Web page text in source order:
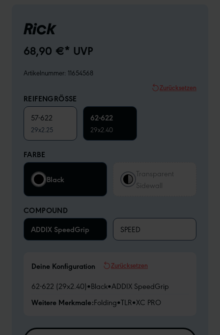
Rick
68,90 €* UVP
Artikelnummer: 11654568
Zurücksetzen
REIFENGRÖSSE
57-622
29x2.25
62-622
29x2.40
FARBE
Black
Transparent
Sidewall
COMPOUND
ADDIX SpeedGrip
SPEED
Deine Konfiguration Zurücksetzen
62-622 (29x2.40)•Black•ADDIX SpeedGrip
Weitere Merkmale:Folding•TLR•XC PRO